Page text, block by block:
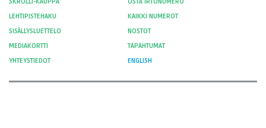
LEHTIPISTEHAKU
KAIKKI NUMEROT
SISÄLLYSLUETTELO
NOSTOT
MEDIAKORTTI
TAPAHTUMAT
YHTEYSTIEDOT
ENGLISH